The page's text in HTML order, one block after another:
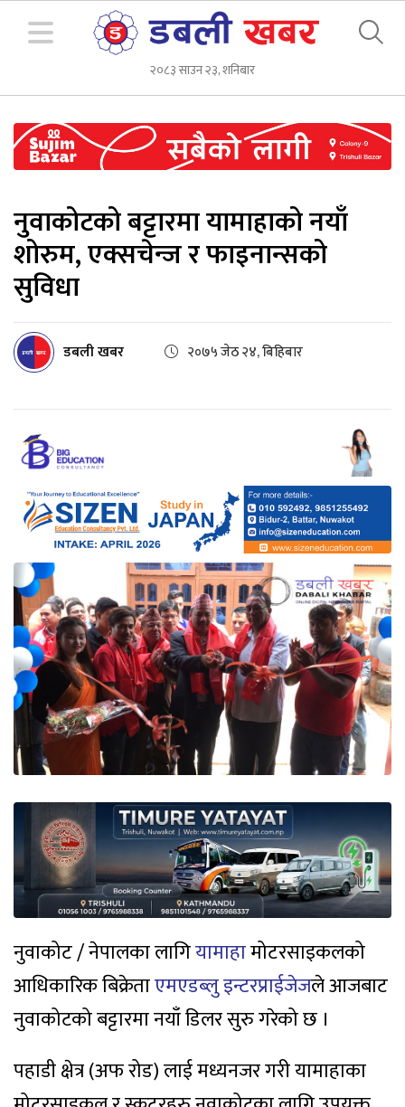
२०८३ साउन २३, शनिबार
नुवाकोटको बट्टारमा यामाहाको नयाँ
शोरुम, एक्सचेन्ज र फाइनान्सको
सुविधा
डबली खबर २०७५ जेठ २४, बिहिबार
नुवाकोट / नेपालका लागियामाहामोटरसाइकलको
आधिकारिक बिक्रेताएमएडब्लु इन्टरप्राईजेजले आजबाट
नुवाकोटको बट्टारमा नयाँ डिलर सुरु गरेको छ ।
पहाडी क्षेत्र (अफ रोड) लाई मध्यनजर गरी यामाहाका